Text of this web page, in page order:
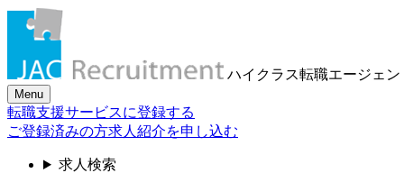
ハイクラス転職エージェン
Menu
転職支援サービスに登録する
ご登録済みの方求人紹介を申し込む
求人検索